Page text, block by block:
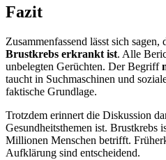
Fazit
Zusammenfassend lässt sich sagen,
Brustkrebs erkrankt ist. Alle
unbelegten Gerüchten. Der Begriff
taucht in Suchmaschinen und
faktische Grundlage.
Trotzdem erinnert die Diskussion
Gesundheitsthemen ist. Brustkrebs
Millionen Menschen betrifft.
Aufklärung sind entscheidend.